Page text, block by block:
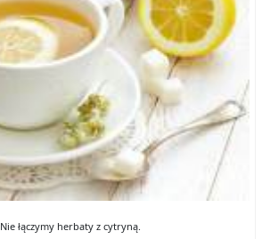
Nie łączymy herbaty z cytryną.